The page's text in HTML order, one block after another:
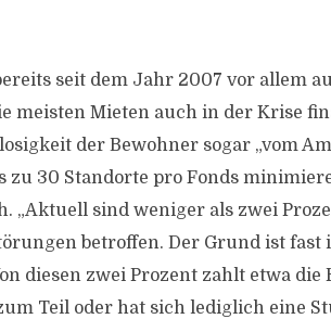
seit dem Jahr 2007 vor allem
meisten Mieten auch in der Krise
der Bewohner sogar „vom
zu 30 Standorte pro Fonds
„Aktuell sind weniger als zwei
betroffen. Der Grund ist fast
diesen zwei Prozent zahlt etwa die
Teil oder hat sich lediglich eine